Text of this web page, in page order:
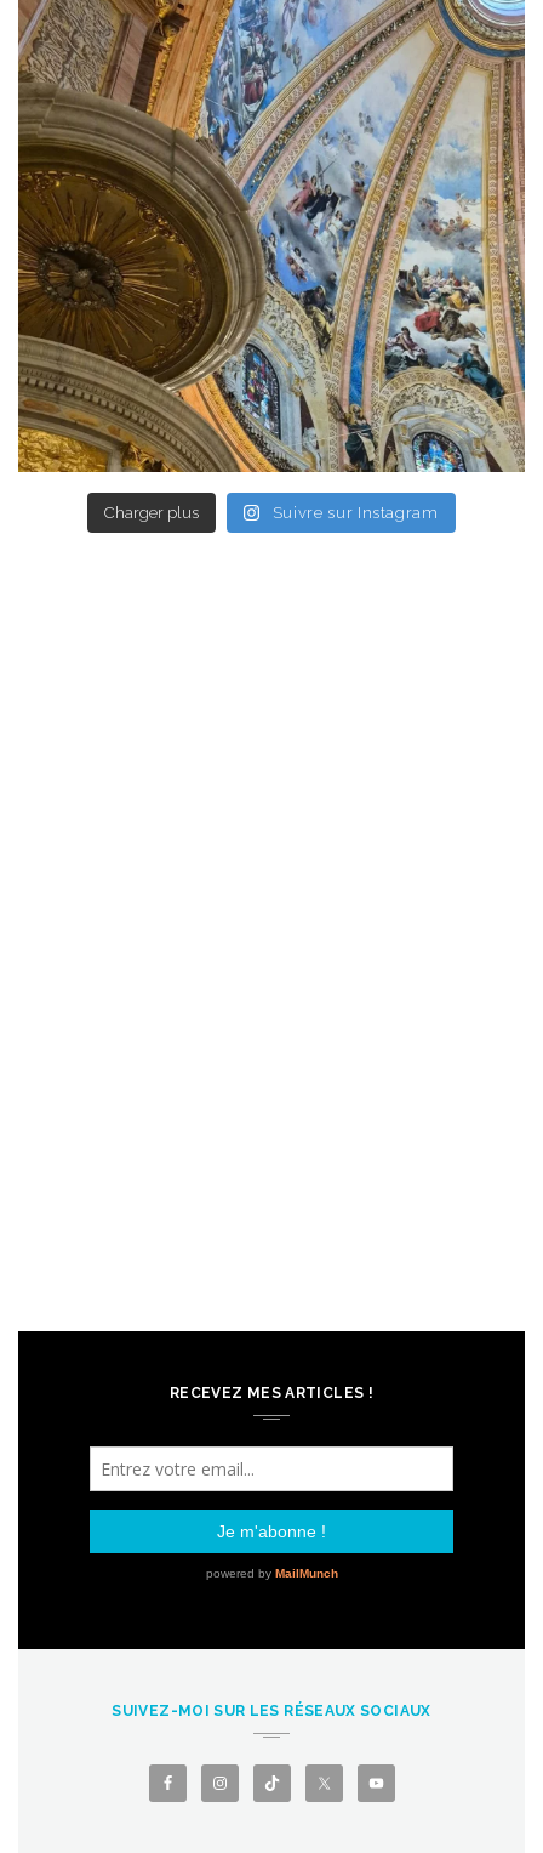
Charger plus Suivre sur Instagram
RECEVEZ MES ARTICLES !
SUIVEZ-MOI SUR LES RÉSEAUX SOCIAUX